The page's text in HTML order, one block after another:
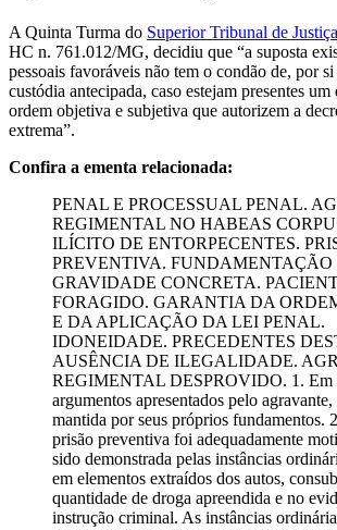
A Quinta Turma do Superior Tribunal de Justiça
HC n. 761.012/MG, decidiu que “a suposta
pessoais favoráveis não tem o condão de, por
custódia antecipada, caso estejam presentes
ordem objetiva e subjetiva que autorizem a
extrema”.
Confira a ementa relacionada:
PENAL E PROCESSUAL PENAL.
REGIMENTAL NO HABEAS
ILÍCITO DE ENTORPECENTES.
PREVENTIVA. FUNDAMENTAÇÃO
GRAVIDADE CONCRETA.
FORAGIDO. GARANTIA DA
E DA APLICAÇÃO DA LEI PENAL.
IDONEIDADE. PRECEDENTES
AUSÊNCIA DE ILEGALIDADE.
REGIMENTAL DESPROVIDO. 1. Em
argumentos apresentados pelo agravante,
mantida por seus próprios fundamentos.
prisão preventiva foi adequadamente
sido demonstrada pelas instâncias
em elementos extraídos dos autos,
quantidade de droga apreendida e no
instrução criminal. As instâncias